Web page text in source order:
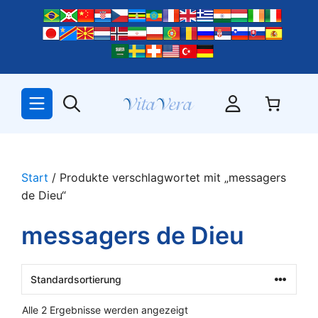
springen
Start / Produkte verschlagwortet mit „messagers
de Dieu“
messagers de Dieu
Alle 2 Ergebnisse werden angezeigt